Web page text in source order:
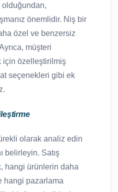
olduğundan,
önemlidir. Niş bir
özel ve benzersiz
müşteri
için özelleştirilmiş
seçenekleri gibi ek
olarak analiz edin
belirleyin. Satış
hangi ürünlerin daha
hangi pazarlama